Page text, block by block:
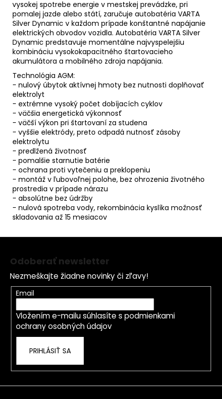
vysokej spotrebe energie v mestskej prevádzke, pri
pomalej jazde alebo státí, zaručuje autobatéria VARTA
Silver Dynamic v každom prípade konštantné napájanie
elektrických obvodov vozidla. Autobatéria VARTA Silver
Dynamic predstavuje momentálne najvyspelejšiu
kombináciu vysokokapacitného štartovacieho
akumulátora a mobilného zdroja napájania.
Technológia AGM:
- nulový úbytok aktívnej hmoty bez nutnosti doplňovať
elektrolyt
- extrémne vysoký počet dobíjacích cyklov
- väčšia energetická výkonnosť
- väčší výkon pri štartovaní za studena
- vyššie elektródy, preto odpadá nutnosť zásoby
elektrolytu
- predlžená životnosť
- pomalšie starnutie batérie
- ochrana proti vytečeniu a preklopeniu
- montáž v ľubovoľnej polohe, bez ohrozenia životného
prostredia v prípade nárazu
- absolútne bez údržby
- nulová spotreba vody, rekombinácia kyslíka možnosť
skladovania až 15 mesiacov
Z
Odoberať newsletter
Nezmeškajte žiadne novinky či zľavy!
Email
Vložením e-mailu súhlasíte s podmienkami
ochrany osobných údajov
PRIHLÁSIŤ SA